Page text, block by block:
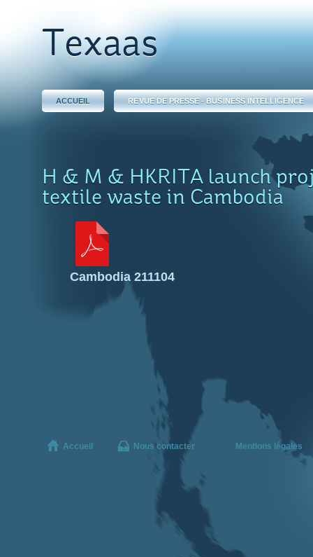
Texaas
ACCUEIL REVUE DE PRESSE - BUSINESS INTELLIGENCE
H & M & HKRITA launch
textile waste in Cambodia
Cambodia 211104
Accueil Nous contacter Mentions légales